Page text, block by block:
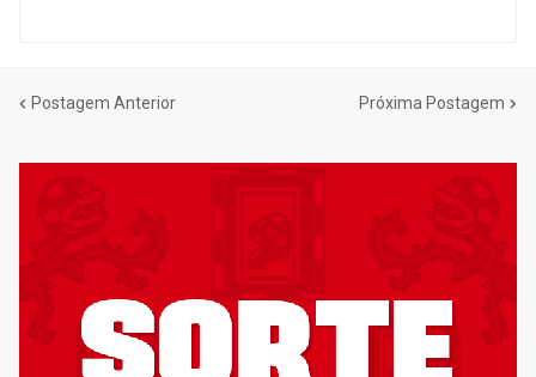
Postagem Anterior Próxima Postagem